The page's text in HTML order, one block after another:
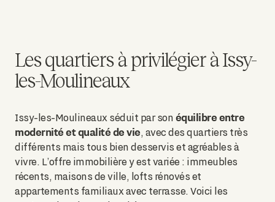
Les quartiers à privilégier à Issy-
les-Moulineaux
Issy-les-Moulineaux séduit par son équilibre entre
modernité et qualité de vie, avec des quartiers très
différents mais tous bien desservis et agréables à
vivre. L’offre immobilière y est variée : immeubles
récents, maisons de ville, lofts rénovés et
appartements familiaux avec terrasse. Voici les